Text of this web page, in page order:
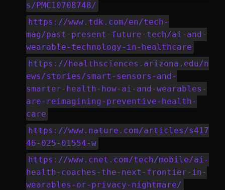
s/PMC10708748/
https://www.tdk.com/en/tech-
mag/past-present-future-tech/ai-and-
wearable-technology-in-healthcare
https://healthsciences.arizona.edu/n
ews/stories/smart-sensors-and-
smarter-health-how-ai-and-wearables-
are-reimagining-preventive-health-
care
https://www.nature.com/articles/s417
46-025-01554-w
https://www.cnet.com/tech/mobile/ai-
health-coaches-the-next-frontier-in-
wearables-or-privacy-nightmare/